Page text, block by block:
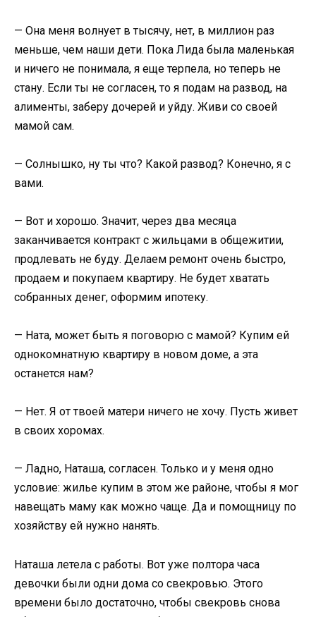
— Она меня волнует в тысячу, нет, в миллион раз
меньше, чем наши дети. Пока Лида была маленькая
и ничего не понимала, я еще терпела, но теперь не
стану. Если ты не согласен, то я подам на развод, на
алименты, заберу дочерей и уйду. Живи со своей
мамой сам.
— Солнышко, ну ты что? Какой развод? Конечно, я с
вами.
— Вот и хорошо. Значит, через два месяца
заканчивается контракт с жильцами в общежитии,
продлевать не буду. Делаем ремонт очень быстро,
продаем и покупаем квартиру. Не будет хватать
собранных денег, оформим ипотеку.
— Ната, может быть я поговорю с мамой? Купим ей
однокомнатную квартиру в новом доме, а эта
останется нам?
— Нет. Я от твоей матери ничего не хочу. Пусть живет
в своих хоромах.
— Ладно, Наташа, согласен. Только и у меня одно
условие: жилье купим в этом же районе, чтобы я мог
навещать маму как можно чаще. Да и помощницу по
хозяйству ей нужно нанять.
Наташа летела с работы. Вот уже полтора часа
девочки были одни дома со свекровью. Этого
времени было достаточно, чтобы свекровь снова